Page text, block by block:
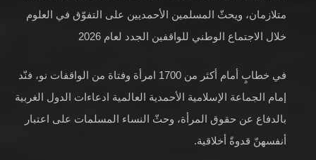
متلازمان، ويحثّ المسلمين الأحمديين على التفوّق في العلوم
خلال الاجتماع الوطني للواقفين الجدد لعام 2026
في خطابٍ أمام أكثر من 1700 امرأة وفتاة من الواقفات نو، فنّد
إمام الجماعة الإسلامية الأحمدية العالمية ادعاءات الدول الغربية
بالدفاع عن حقوق المرأة، وحثّ النساء المسلمات على اعتبار
أنفسهنّ قدوةً أخلاقية.